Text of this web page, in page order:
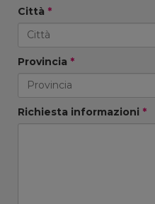
Città *
Provincia *
Richiesta informazioni *